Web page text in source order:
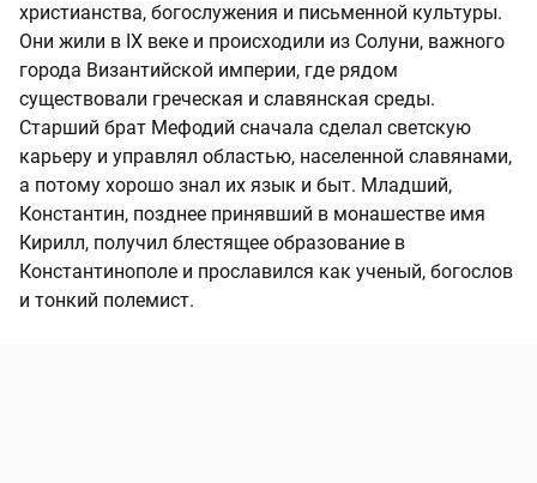
христианства, богослужения и письменной культуры.
Они жили в IX веке и происходили из Солуни, важного
города Византийской империи, где рядом
существовали греческая и славянская среды.
Старший брат Мефодий сначала сделал светскую
карьеру и управлял областью, населенной славянами,
а потому хорошо знал их язык и быт. Младший,
Константин, позднее принявший в монашестве имя
Кирилл, получил блестящее образование в
Константинополе и прославился как ученый, богослов
и тонкий полемист.